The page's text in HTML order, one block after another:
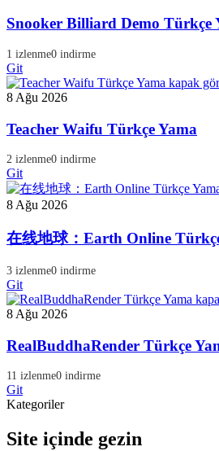
Snooker Billiard Demo Türkçe
1 izlenme0 indirme
Git
8 Ağu 2026
Teacher Waifu Türkçe Yama
2 izlenme0 indirme
Git
8 Ağu 2026
在线地球：Earth Online
3 izlenme0 indirme
Git
8 Ağu 2026
RealBuddhaRender Türkçe
11 izlenme0 indirme
Git
Kategoriler
Site içinde gezin